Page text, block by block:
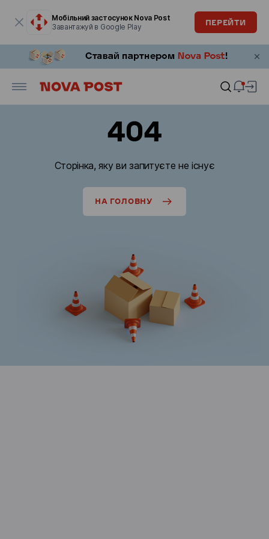
Мобільний застосунок Nova Post
Завантажуй в Google Play
ПЕРЕЙТИ
404
Сторінка, яку ви запитуєте не існує
НА ГОЛОВНУ